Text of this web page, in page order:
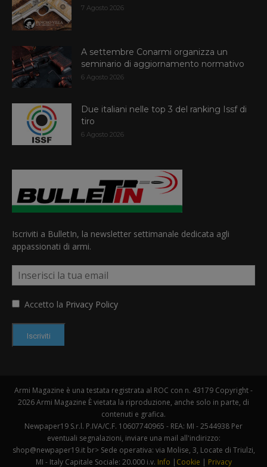
7 Agosto 2026
A settembre Conarmi organizza un
seminario di aggiornamento normativo
6 Agosto 2026
Due italiani nelle top 3 del ranking Issf di
tiro
6 Agosto 2026
Iscriviti a BulletIn, la newsletter settimanale dedicata agli
appassionati di armi.
Accetto la Privacy Policy
Iscriviti
Armi Magazine è una testata registrata al ROC con n. 43179 Copyright -
2026 Armi Magazine È vietata la riproduzione, anche solo in parte, di
contenuti e grafica.
Newpaper19 S.r.l. P.IVA/C.F. 10607740965 - REA: MI - 2544938 Per
eventuali segnalazioni, inviare una mail all'indirizzo:
shop@newpaper19.it br> Sede operativa: via Molise, 3, Locate di Triulzi,
MI - Italy Capitale Sociale: 20.000 i.v. Info | Cookie | Privacy